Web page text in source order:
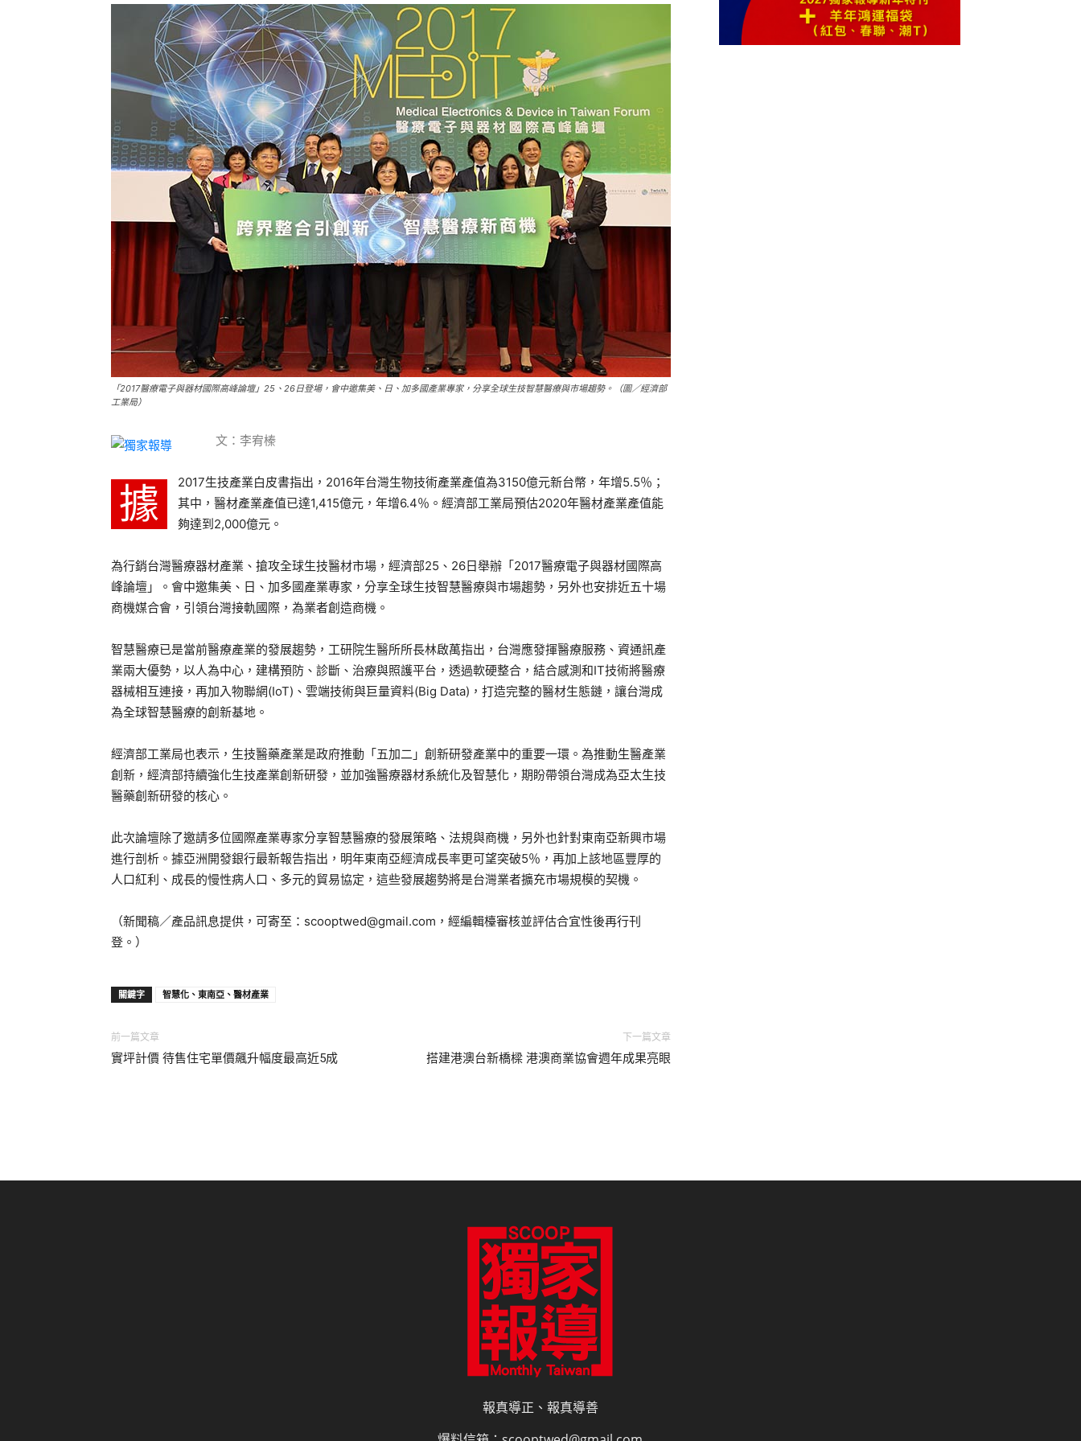
「2017醫療電子與器材國際高峰論壇」25、26日登場，會中邀集美、日、加多國產業專家，分享全球生技智慧醫療與市場趨勢。（圖／經濟部
工業局）
文：李宥榛
據
2017生技產業白皮書指出，2016年台灣生物技術產業產值為3150億元新台幣，年增5.5％；
其中，醫材產業產值已達1,415億元，年增6.4％。經濟部工業局預估2020年醫材產業產值能
夠達到2,000億元。
為行銷台灣醫療器材產業、搶攻全球生技醫材市場，經濟部25、26日舉辦「2017醫療電子與器材國際高
峰論壇」。會中邀集美、日、加多國產業專家，分享全球生技智慧醫療與市場趨勢，另外也安排近五十場
商機媒合會，引領台灣接軌國際，為業者創造商機。
智慧醫療已是當前醫療產業的發展趨勢，工研院生醫所所長林啟萬指出，台灣應發揮醫療服務、資通訊產
業兩大優勢，以人為中心，建構預防、診斷、治療與照護平台，透過軟硬整合，結合感測和IT技術將醫療
器械相互連接，再加入物聯網(IoT)、雲端技術與巨量資料(Big Data)，打造完整的醫材生態鏈，讓台灣成
為全球智慧醫療的創新基地。
經濟部工業局也表示，生技醫藥產業是政府推動「五加二」創新研發產業中的重要一環。為推動生醫產業
創新，經濟部持續強化生技產業創新研發，並加強醫療器材系統化及智慧化，期盼帶領台灣成為亞太生技
醫藥創新研發的核心。
此次論壇除了邀請多位國際產業專家分享智慧醫療的發展策略、法規與商機，另外也針對東南亞新興市場
進行剖析。據亞洲開發銀行最新報告指出，明年東南亞經濟成長率更可望突破5％，再加上該地區豐厚的
人口紅利、成長的慢性病人口、多元的貿易協定，這些發展趨勢將是台灣業者擴充市場規模的契機。
（新聞稿／產品訊息提供，可寄至：scooptwed@gmail.com，經編輯檯審核並評估合宜性後再行刊
登。）
關鍵字 智慧化、東南亞、醫材產業
前一篇文章
實坪計價 待售住宅單價飆升幅度最高近5成
下一篇文章
搭建港澳台新橋樑 港澳商業協會週年成果亮眼
報真導正、報真導善